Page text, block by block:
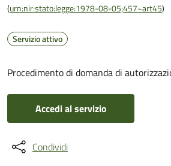
(urn:nir:stato:legge:1978-08-05;457~art45)
Servizio attivo
Procedimento di domanda di
Accedi al servizio
Condividi